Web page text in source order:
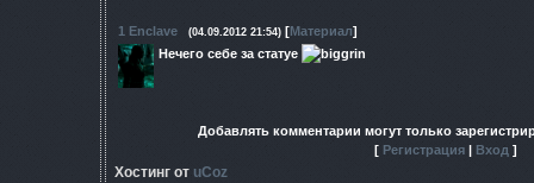
1 Enclave (04.09.2012 21:54) [Материал]
Нечего себе за статуе
Добавлять комментарии могут только
[ Регистрация Вход ]
Хостинг от uCoz